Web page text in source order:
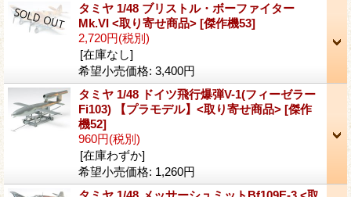
タミヤ 1/48 ブリストル・ボーファイター
Mk.VI <取り寄せ商品> [傑作機53]
2,720円(税別)
[在庫なし]
希望小売価格: 3,400円
タミヤ 1/48 ドイツ飛行爆弾V-1(フィーゼラー
Fi103) 【プラモデル】<取り寄せ商品> [傑作
機52]
960円(税別)
[在庫わずか]
希望小売価格: 1,260円